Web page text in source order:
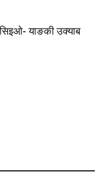
सिइओ- याङकी उक्याब